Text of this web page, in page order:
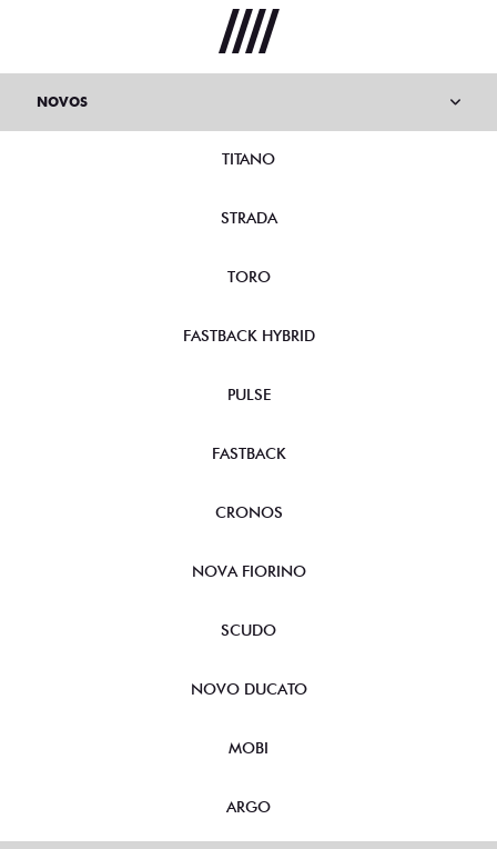
NOVOS
TITANO
STRADA
TORO
FASTBACK HYBRID
PULSE
FASTBACK
CRONOS
NOVA FIORINO
SCUDO
NOVO DUCATO
MOBI
ARGO